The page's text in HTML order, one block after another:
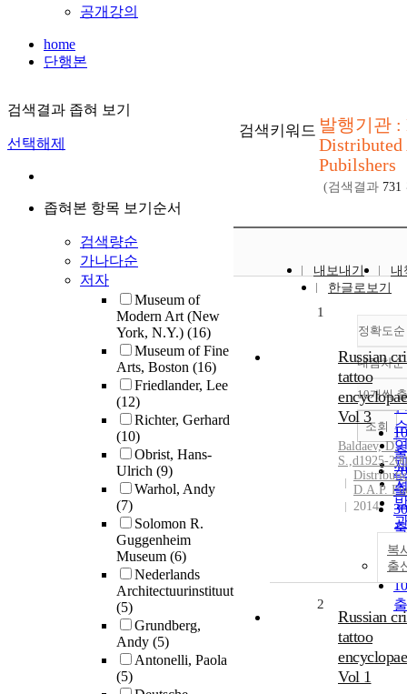
공개강의
home
단행본
검색결과 좁혀 보기
선택해제
좁혀본 항목 보기순서
검색량순
가나다순
저자
Museum of
Modern Art (New
York, N.Y.) (16)
Museum of Fine
Arts, Boston (16)
Friedlander, Lee
(12)
Richter, Gerhard
(10)
Obrist, Hans-
Ulrich (9)
Warhol, Andy
(7)
Solomon R.
Guggenheim
Museum (6)
Nederlands
Architectuurinstituut
(5)
Grundberg,
Andy (5)
Antonelli, Paola
(5)
검색키워드 발행기관 :
Distributed
Pubilshers
(검색결과 731
내보내기
내
한글로보기
정확도순
내림차순
10개씩
조회
1
Russian
tattoo
Vol 3
Baldaev, D.
S.,d1925-
D.A.P.
2014
복
출
2
Russian
tattoo
Vol 1